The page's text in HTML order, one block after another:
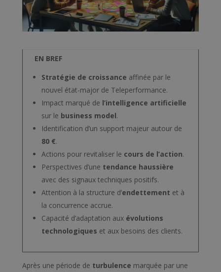
EN BREF
Stratégie de croissance affinée par le
nouvel état-major de Teleperformance.
Impact marqué de l’intelligence artificielle
sur le business model.
Identification d’un support majeur autour de
80 €.
Actions pour revitaliser le cours de l’action.
Perspectives d’une tendance haussière
avec des signaux techniques positifs.
Attention à la structure d’endettement et à
la concurrence accrue.
Capacité d’adaptation aux évolutions
technologiques et aux besoins des clients.
Après une période de turbulence marquée par une